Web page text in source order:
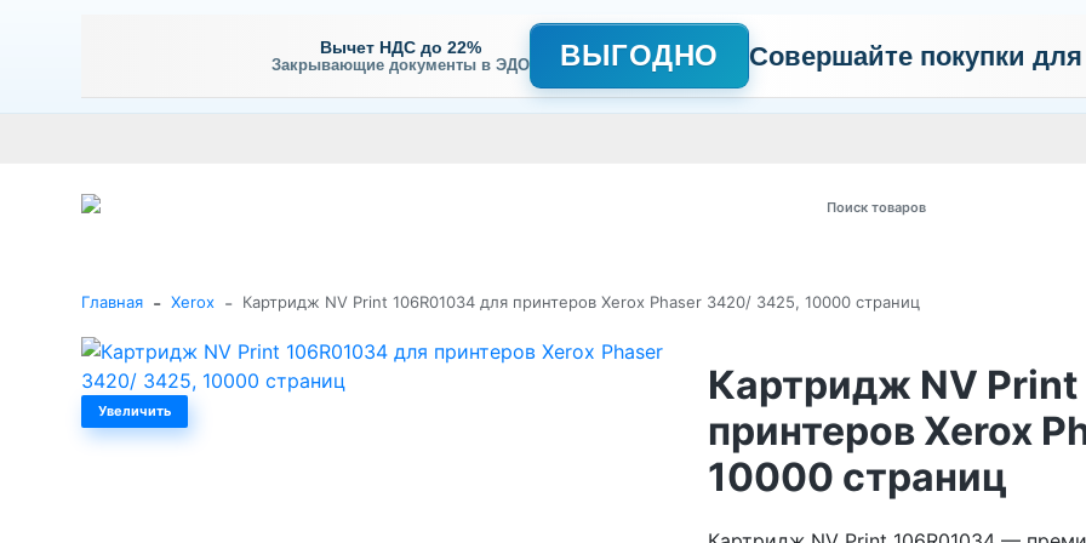
Вычет НДС до 22%
Закрывающие документы в ЭДО ВЫГОДНО Совершайте покупки
Главная - Xerox - Картридж NV Print 106R01034 для принтеров Xerox Phaser 3420/ 3425, 10000 страниц
Увеличить
Картридж NV
принтеров Xerox
10000 страниц